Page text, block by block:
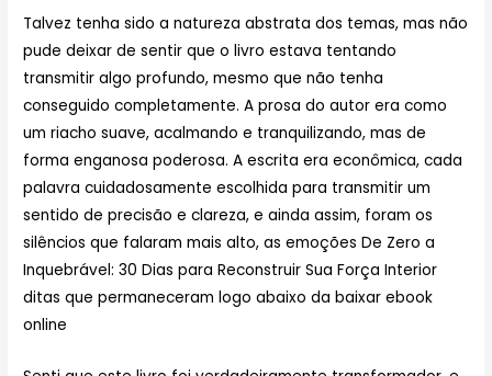
Talvez tenha sido a natureza abstrata dos temas, mas não
pude deixar de sentir que o livro estava tentando
transmitir algo profundo, mesmo que não tenha
conseguido completamente. A prosa do autor era como
um riacho suave, acalmando e tranquilizando, mas de
forma enganosa poderosa. A escrita era econômica, cada
palavra cuidadosamente escolhida para transmitir um
sentido de precisão e clareza, e ainda assim, foram os
silêncios que falaram mais alto, as emoções De Zero a
Inquebrável: 30 Dias para Reconstruir Sua Força Interior
ditas que permaneceram logo abaixo da baixar ebook
online